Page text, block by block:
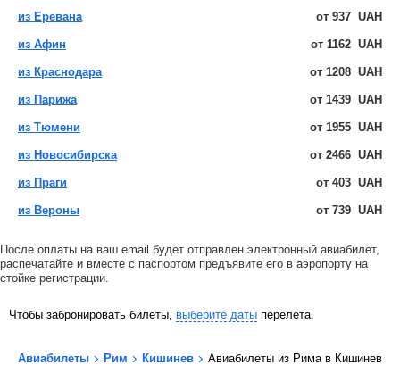
из Еревана от 937 UAH
из Афин от 1162 UAH
из Краснодара от 1208 UAH
из Парижа от 1439 UAH
из Тюмени от 1955 UAH
из Новосибирска от 2466 UAH
из Праги от 403 UAH
из Вероны от 739 UAH
После оплаты на ваш email будет отправлен электронный авиабилет,
распечатайте и вместе с паспортом предъявите его в аэропорту на
стойке регистрации.
Чтобы забронировать билеты, выберите даты перелета.
Авиабилеты Рим Кишинев Авиабилеты из Рима в Кишинев